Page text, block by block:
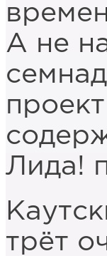
А не
Лида!
трёт